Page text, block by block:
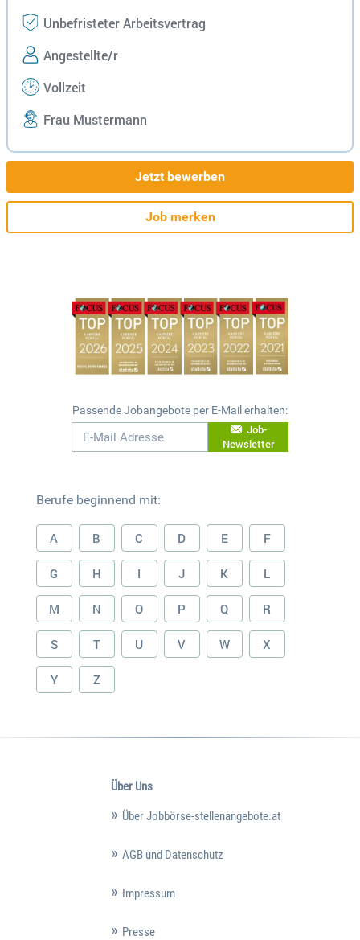
Unbefristeter Arbeitsvertrag
Angestellte/r
Vollzeit
Frau Mustermann
Jetzt bewerben
Job merken
Passende Jobangebote per E-Mail erhalten:
Job-
Newsletter
Berufe beginnend mit:
A B C D E F
G H I J K L
M N O P Q R
S T U V W X
Y Z
Über Uns
Über Jobbörse-stellenangebote.at
AGB und Datenschutz
Impressum
Presse